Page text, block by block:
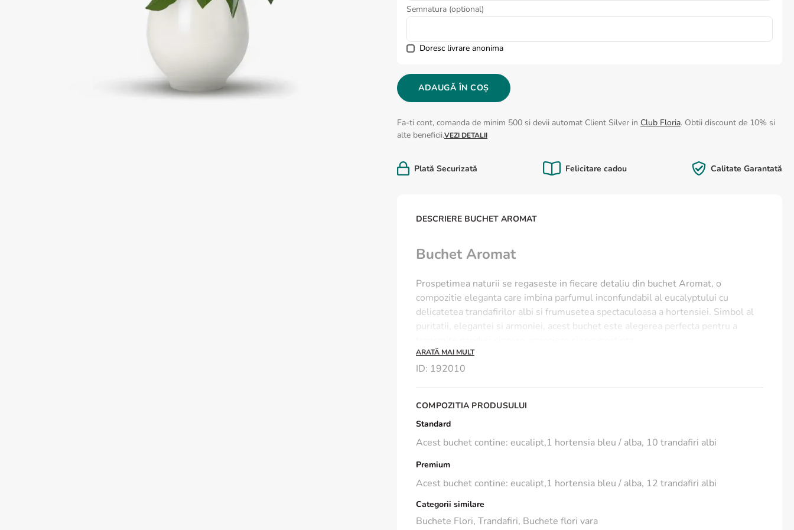
Semnatura (optional)
Doresc livrare anonima
ADAUGĂ ÎN COȘ
Fa-ti cont, comanda de minim 500 si devii automat Client Silver in Club Floria. Obtii discount de 10% si
alte beneficii.VEZI DETALII
Plată Securizată Felicitare cadou Calitate Garantată
DESCRIERE BUCHET AROMAT
Buchet Aromat
Prospetimea naturii se regaseste in fiecare detaliu din buchet Aromat, o
compozitie eleganta care imbina parfumul inconfundabil al eucalyptului cu
delicatetea trandafirilor albi si frumusetea spectaculoasa a hortensiei. Simbol al
puritatii, elegantei si armoniei, acest buchet este alegerea perfecta pentru a
Ce contine Buchetul Aromat?
Hortensie
Eucalypt
De ce sa alegi acest buchet?
Beneficiezi de transport gratuit in peste 100 de orase din Romania.
Adaugam gratuit o felicitare personalizata cu mesajul tau.
Poti alege livrarea anonima, pentru o surpriza memorabila.
ARATĂ MAI MULT
ID: 192010
COMPOZITIA PRODUSULUI
Standard
Acest buchet contine: eucalipt,1 hortensia bleu / alba, 10 trandafiri albi
Premium
Acest buchet contine: eucalipt,1 hortensia bleu / alba, 12 trandafiri albi
Categorii similare
Buchete Flori, Trandafiri, Buchete flori vara